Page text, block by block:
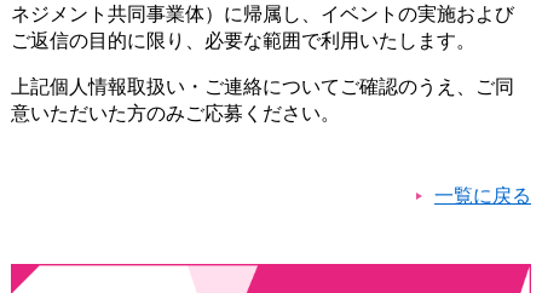
ネジメント共同事業体）に帰属し、イベントの実施および
ご返信の目的に限り、必要な範囲で利用いたします。
上記個人情報取扱い・ご連絡についてご確認のうえ、ご同
意いただいた方のみご応募ください。
一覧に戻る